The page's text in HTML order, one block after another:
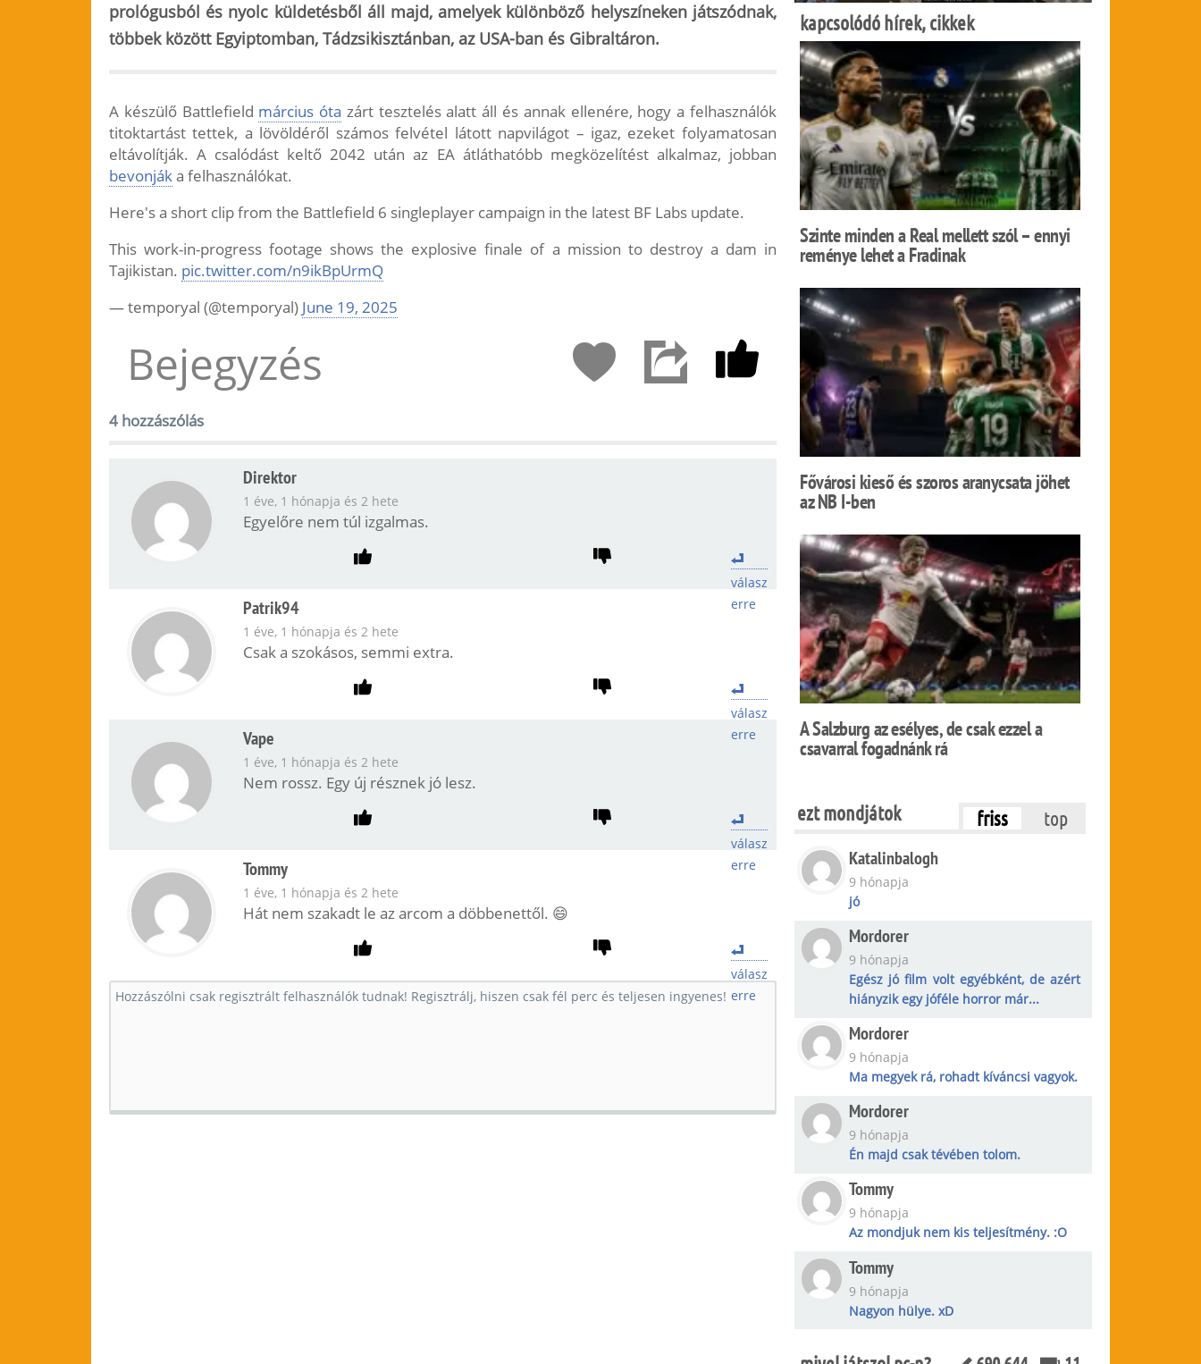
prológusból és nyolc küldetésből áll majd, amelyek különböző helyszíneken játszódnak,
többek között Egyiptomban, Tádzsikisztánban, az USA-ban és Gibraltáron.
A készülő Battlefield március óta zárt tesztelés alatt áll és annak ellenére, hogy a felhasználók
titoktartást tettek, a lövöldéről számos felvétel látott napvilágot – igaz, ezeket folyamatosan
eltávolítják. A csalódást keltő 2042 után az EA átláthatóbb megközelítést alkalmaz, jobban
bevonjáka felhasználókat.
Here's a short clip from the Battlefield 6 singleplayer campaign in the latest BF Labs update.
This work-in-progress footage shows the explosive finale of a mission to destroy a dam in
Tajikistan. pic.twitter.com/n9ikBpUrmQ
— temporyal (@temporyal) June 19, 2025
Bejegyzés
4 hozzászólás
Direktor
1 éve, 1 hónapja és 2 hete
Egyelőre nem túl izgalmas.
válasz
erre
Patrik94
1 éve, 1 hónapja és 2 hete
Csak a szokásos, semmi extra.
válasz
erre
Vape
1 éve, 1 hónapja és 2 hete
Nem rossz. Egy új résznek jó lesz.
válasz
erre
Tommy
1 éve, 1 hónapja és 2 hete
Hát nem szakadt le az arcom a döbbenettől. 😄
válasz
erre
kapcsolódó hírek, cikkek
Szinte minden a Real mellett szól – ennyi
reménye lehet a Fradinak
Fővárosi kieső és szoros aranycsata jöhet
az NB I-ben
A Salzburg az esélyes, de csak ezzel a
csavarral fogadnánk rá
ezt mondjátok friss
top
Katalinbalogh
9 hónapja
jó
Mordorer
9 hónapja
Egész jó film volt egyébként, de azért
hiányzik egy jóféle horror már...
Mordorer
9 hónapja
Ma megyek rá, rohadt kíváncsi vagyok.
Mordorer
9 hónapja
Én majd csak tévében tolom.
Tommy
9 hónapja
Az mondjuk nem kis teljesítmény. :O
Tommy
9 hónapja
Nagyon hülye. xD